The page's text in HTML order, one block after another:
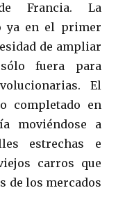
Francia. La
ya en el primer
de ampliar
fuera para
El
completado en
moviéndose a
estrechas e
carros que
de los mercados